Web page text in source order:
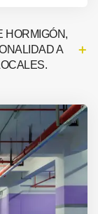
HORMIGÓN,
A